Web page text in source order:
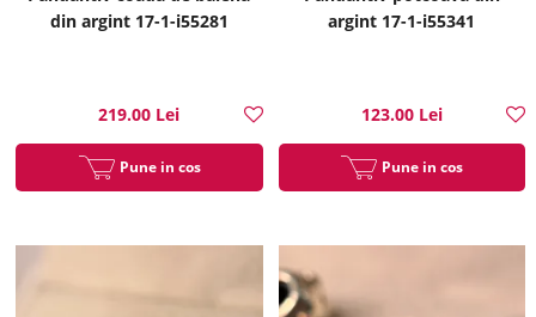
din argint 17-1-i55281
219.00 Lei
Pune in cos
argint 17-1-i55341
123.00 Lei
Pune in cos